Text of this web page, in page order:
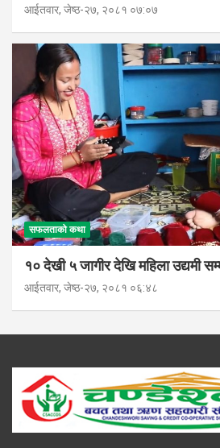
आईतवार, जेष्ठ-२७, २०८१ ०७:०७
सफलताको कथा
१० देखी ५ जागीर देखि महिला उद्यमी
आईतवार, जेष्ठ-२७, २०८१ ०६:४८